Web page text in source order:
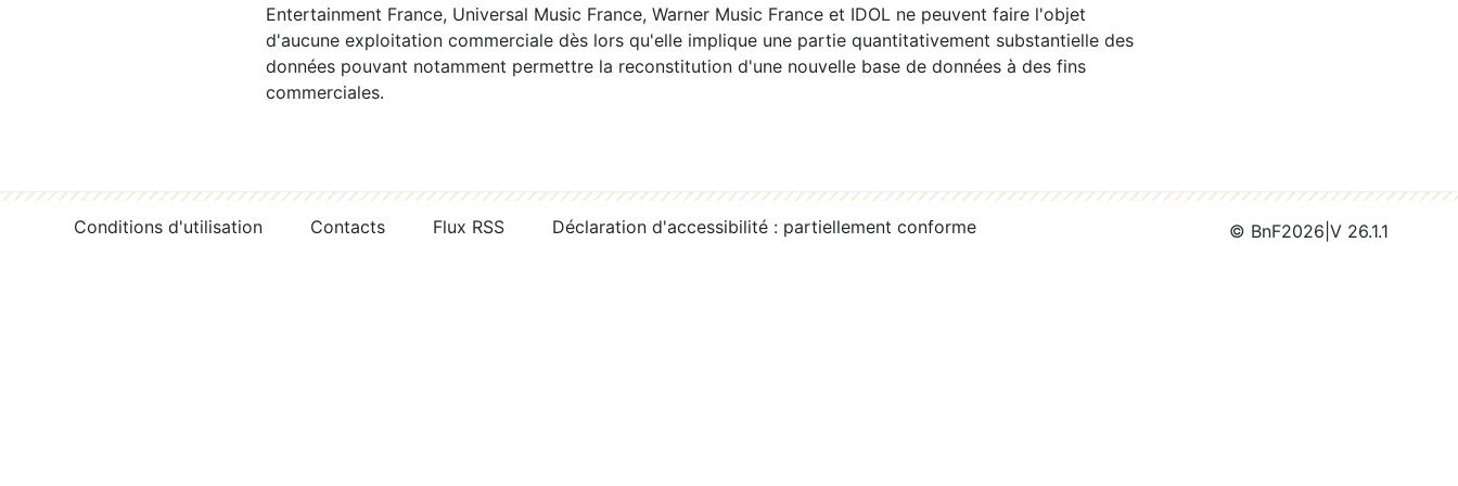
Entertainment France, Universal Music France, Warner Music France et IDOL ne peuvent faire l'objet
d'aucune exploitation commerciale dès lors qu'elle implique une partie quantitativement substantielle des
données pouvant notamment permettre la reconstitution d'une nouvelle base de données à des fins
commerciales.
Conditions d'utilisation Contacts Flux RSS Déclaration d'accessibilité : partiellement conforme © BnF2026 V 26.1.1